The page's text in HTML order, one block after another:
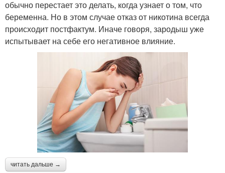
обычно перестает это делать, когда узнает о том, что
беременна. Но в этом случае отказ от никотина всегда
происходит постфактум. Иначе говоря, зародыш уже
испытывает на себе его негативное влияние.
читать дальше →